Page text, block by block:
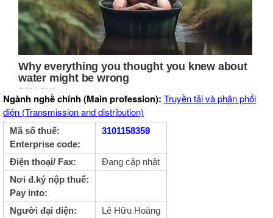
Ngành nghề chính (Main profession): Truyền tải và phân phối
điện (Transmission and distribution)
Mã số thuế:
Enterprise code:
3101158359
Điện thoại/ Fax:
Đang cập nhật
Nơi đ.ký nộp thuế:
Pay into:
Người đại diện:
Lê Hữu Hoàng